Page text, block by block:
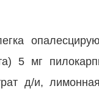
мг
д/и,